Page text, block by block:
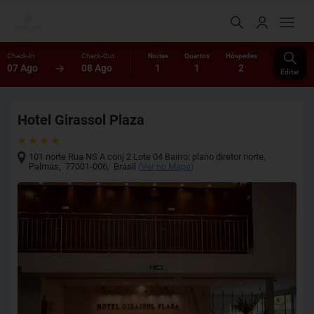
Check-In
07 Ago
Check-Out
08 Ago
Noites
1
Quartos
1
Hóspedes
2 Editar
Hotel Girassol Plaza
101 norte Rua NS A conj 2 Lote 04 Bairro: plano diretor norte,
Palmas, 77001-006, Brasil (Ver no Mapa)